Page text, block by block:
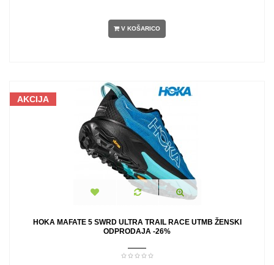
V KOŠARICO
AKCIJA
HOKA MAFATE 5 SWRD ULTRA TRAIL RACE UTMB ŽENSKI
ODPRODAJA -26%